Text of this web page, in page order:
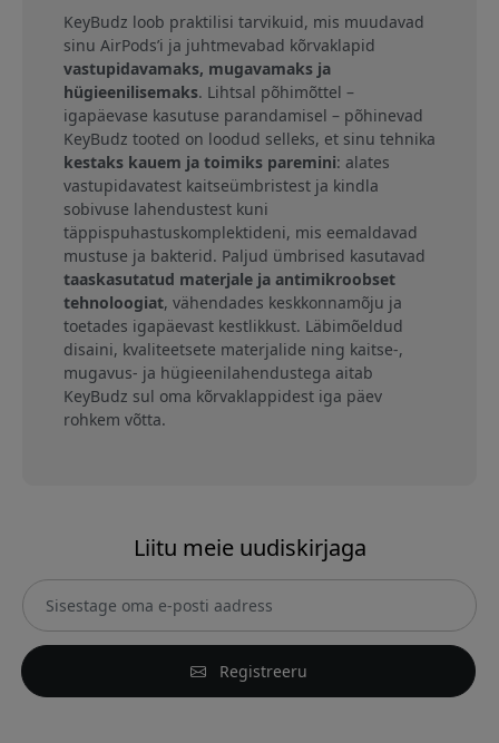
KeyBudz loob praktilisi tarvikuid, mis muudavad
sinu AirPods’i ja juhtmevabad kõrvaklapid
vastupidavamaks, mugavamaks ja
hügieenilisemaks. Lihtsal põhimõttel –
igapäevase kasutuse parandamisel – põhinevad
KeyBudz tooted on loodud selleks, et sinu tehnika
kestaks kauem ja toimiks paremini: alates
vastupidavatest kaitseümbristest ja kindla
sobivuse lahendustest kuni
täppispuhastuskomplektideni, mis eemaldavad
mustuse ja bakterid. Paljud ümbrised kasutavad
taaskasutatud materjale ja antimikroobset
tehnoloogiat, vähendades keskkonnamõju ja
toetades igapäevast kestlikkust. Läbimõeldud
disaini, kvaliteetsete materjalide ning kaitse-,
mugavus- ja hügieenilahendustega aitab
KeyBudz sul oma kõrvaklappidest iga päev
rohkem võtta.
Liitu meie uudiskirjaga
Registreeru